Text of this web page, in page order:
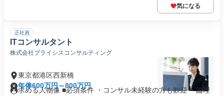
気になる
正社員
ITコンサルタント
株式会社ブライシスコンサルティング
東京都港区西新橋
年俸600万円～800万円
求める人物像 ■必須条件 ・コンサル未経験の方も歓迎 ・論理